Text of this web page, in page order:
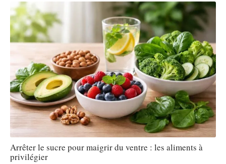
Arrêter le sucre pour maigrir du ventre : les aliments à
privilégier